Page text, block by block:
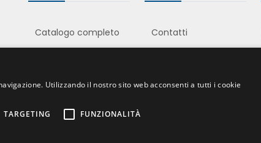
Catalogo completo
Uncinelli rivestiti
Modellistica e
Contatti
Utilizzando il nostro sito web acconsenti a tutti i cookie
TARGETING FUNZIONALITÀ